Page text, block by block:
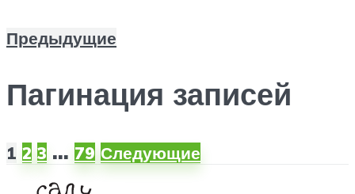
Предыдущие
Пагинация записей
1 2 3 … 79 Следующие